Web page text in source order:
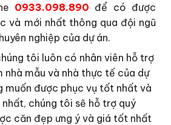
0933.098.890 để có được
và mới nhất thông qua đội ngũ
nghiệp của dự án.
tôi luôn có nhân viên hỗ trợ
nhà mẫu và nhà thực tế của dự
muốn được phục vụ tốt nhất và
chúng tôi sẽ hỗ trợ quý
căn đẹp ưng ý và giá tốt nhất